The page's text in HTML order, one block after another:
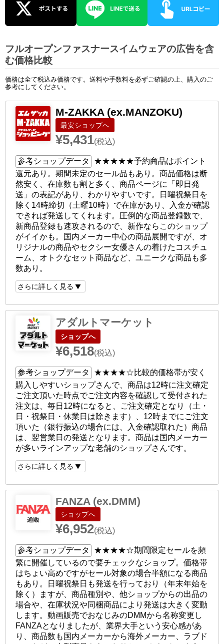
フルオープンファスナースイムウェアの広告を含
む価格比較
価格は全て税込み価格です。送料や手数料を必ずご確認の上、購入のご
参考にしてください。
M-ZAKKA (ex.MANZOKU)
ショップへ
¥5,431(税込)
参考ショップデータ ★★★★★予約商品はポイント
還元あり。期間未定のセール品もあり。商品価格は断
然安く、在庫数も割と多く、商品ページに「即日発
送」の表記があり、わかりやすいです。日曜祝祭日を
除く14時締切（土曜10時）で在庫があり、入金が確認
できれば発送してくれます。圧倒的な商品登録数で、
新商品登録も速攻されるので、新作ならこのショップ
がイイかも。国内メーカー中心の商品展開ですが、オ
リジナルの商品やセクシー女優さんの着けたコスチュ
ーム、オトクなセット商品など、ユニークな商品も多
数あり。
さらに詳しく見る
アダルトマーケット
ショップへ
¥6,518(税込)
参考ショップデータ ★★★★☆比較的価格帯が安く
購入しやすいショップさんで、商品は12時に注文確定
ご注文頂いた時点でご注文内容を確認して受付された
注文は、毎日12時になると、ご注文確定となり（土・
日・祝祭日・休業日は除きます）、12時までにご注文
頂いた（銀行振込の場合には、入金確認取れた）商品
は、翌営業日の発送となります。商品は国内メーカー
が多いラインアップな老舗のショップさんです。
さらに詳しく見る
FANZA (ex.DMM)
ショップへ
¥6,952(税込)
参考ショップデータ ★★★★☆期間限定セールを頻
繁に開催しているので要チェックなショップ。価格帯
はちょい高めですがセール対象の場合半額になる商品
もあり。日曜祝祭日も発送を行っており（年末年始を
除く）ますが、商品種別や、他ショップからの出品の
場合や、在庫状況や同梱商品により発送は大きく変動
します。動画販売でおなじみのDMMから名称変更し
FANZAとなりましたが、業界大手という安心感があ
り、商品数も国内メーカーから海外メーカー、ラブド